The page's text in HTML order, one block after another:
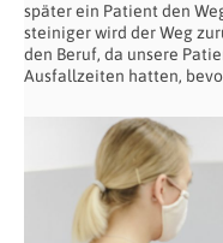
später ein Patient den
steiniger wird der Weg
den Beruf, da unsere
Ausfallzeiten hatten,